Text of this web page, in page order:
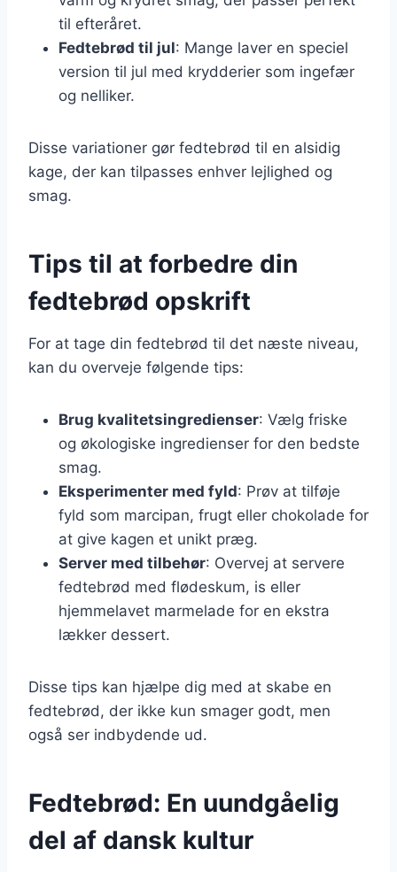
til efteråret.
Fedtebrød til jul: Mange laver en speciel
version til jul med krydderier som ingefær
og nelliker.
Disse variationer gør fedtebrød til en alsidig
kage, der kan tilpasses enhver lejlighed og
smag.
Tips til at forbedre din
fedtebrød opskrift
For at tage din fedtebrød til det næste niveau,
kan du overveje følgende tips:
Brug kvalitetsingredienser: Vælg friske
og økologiske ingredienser for den bedste
smag.
Eksperimenter med fyld: Prøv at tilføje
fyld som marcipan, frugt eller chokolade for
at give kagen et unikt præg.
Server med tilbehør: Overvej at servere
fedtebrød med flødeskum, is eller
hjemmelavet marmelade for en ekstra
lækker dessert.
Disse tips kan hjælpe dig med at skabe en
fedtebrød, der ikke kun smager godt, men
også ser indbydende ud.
Fedtebrød: En uundgåelig
del af dansk kultur